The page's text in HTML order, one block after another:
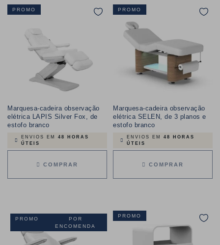
PROMO
Marquesa-cadeira observação
elétrica LAPIS Silver Fox, de
estofo branco
ENVIOS EM 48 HORAS
ÚTEIS
COMPRAR
PROMO
Marquesa-cadeira observação
elétrica SELEN, de 3 planos e
estofo branco
ENVIOS EM 48 HORAS
ÚTEIS
COMPRAR
PROMO
POR
ENCOMENDA
PROMO